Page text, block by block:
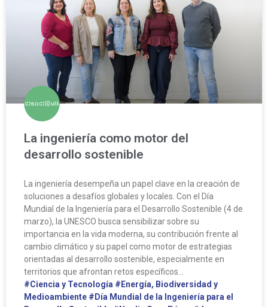
La ingeniería como motor del
desarrollo sostenible
La ingeniería desempeña un papel clave en la creación de
soluciones a desafíos globales y locales. Con el Día
Mundial de la Ingeniería para el Desarrollo Sostenible (4 de
marzo), la UNESCO busca sensibilizar sobre su
importancia en la vida moderna, su contribución frente al
cambio climático y su papel como motor de estrategias
orientadas al desarrollo sostenible, especialmente en
territorios que afrontan retos específicos…
#Ciencia y Tecnología #Energía, Biodiversidad y
Medioambiente #Día Mundial de la Ingeniería para el